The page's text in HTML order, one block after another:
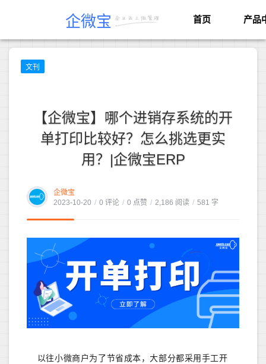
企微宝 首页 产品
文刊
【企微宝】哪个进销存系统的开
单打印比较好？怎么挑选更实
用？|企微宝ERP
企微宝
2023-10-20 / 0 评论 / 0 点赞 / 2,186 阅读 / 581 字
以往小微商户为了节省成本，大部分都采用手工开